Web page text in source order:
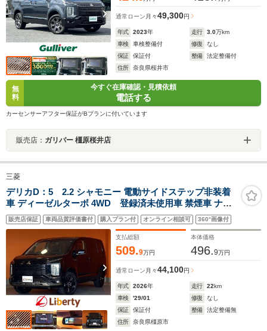
通常ローン 月々49,300円
年式 2023年 走行 3.0万km
車検
車検整備付 修復
なし
保証
保証付 整備
法定整備付
住所
奈良県桜井市
無
料
今すぐ在庫確認・見積依頼
電話する
カーセンサーアフター保証がBプランに付いています
販売店： ガリバー 橿原桜井店
三菱
デリカD：5 2.2 シャモニー 電動サイドステップ非装着
車 ディーゼルターボ 4WD 登録済未使用車 禁煙車 ナビ
アラウンドビューモニター ブラインドスポットモニター
クルーズコントロール 両側電動スライドドア 衝突被害軽
減ブレーキ 電動リアゲート 純正アルミホイール 電動格納
ドアミラー
販売店保証 車両品質評価書付 購入プラン付 オンライン相談可 360°画像付
支払総額
509.9万円
本体価格
496.9万円
通常ローン 月々44,100円
年式 2026年 走行 22km
車検
'29/01 修復
なし
保証
保証付 整備
法定整備無
住所
奈良県橿原市